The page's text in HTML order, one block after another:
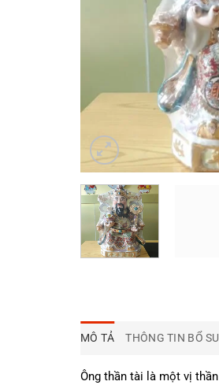
MÔ TẢ THÔNG TIN BỔ
Ông thần tài là một vị